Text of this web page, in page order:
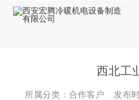
西北工
所属分类：合作客户 发布